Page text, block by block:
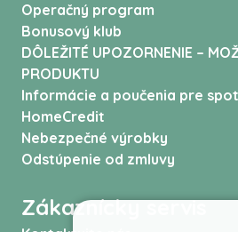
Operačný program
Bonusový klub
DÔLEŽITÉ UPOZORNENIE –
PRODUKTU
Informácie a poučenia pre
HomeCredit
Nebezpečné výrobky
Odstúpenie od zmluvy
Zákaznícky servis